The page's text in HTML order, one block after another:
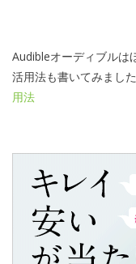
Audibleオーディブルは
活用法も書いてみまし
用法